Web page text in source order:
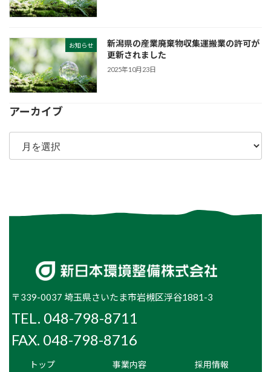
お知らせ
新潟県の産業廃棄物収集運搬業の許可が
更新されました
2025年10月23日
アーカイブ
ア
カ
〒339-0037 埼玉県さいたま市岩槻区浮谷1881-3
TEL. 048-798-8711
FAX. 048-798-8716
トップ 事業内容 採用情報